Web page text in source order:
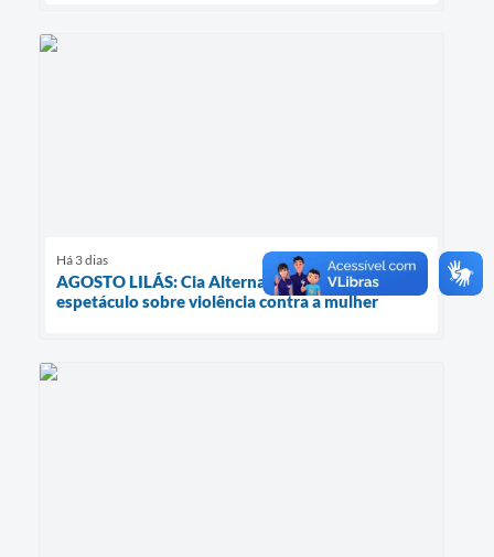
Há 3 dias
AGOSTO LILÁS: Cia Alternativa apresenta
espetáculo sobre violência contra a mulher